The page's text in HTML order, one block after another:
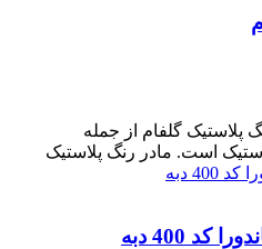
پلاستیک گلفام از جمله
است. مادر رنگ پلاستیک
400 دبه